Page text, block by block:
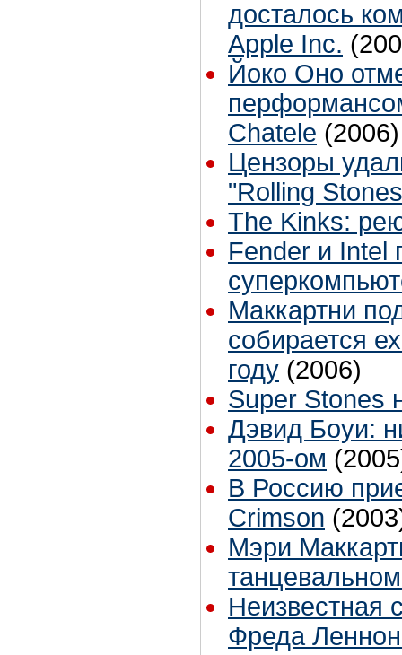
досталось
Apple Inc.
Йоко Оно
Chatele (2006)
Цензоры
"Rolling
The Kinks:
Fender и Intel
Маккартни
собирается
году (2006)
Super Stones
Дэвид Боуи:
2005-ом
В Россию
Crimson
Мэри
Неизвестная
Фреда